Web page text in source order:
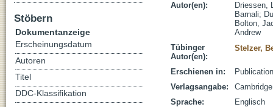
Autor(en):
Driessen,
Barnali;
Bolton,
Andrew
Tübinger
Autor(en):
Stelzer,
Erschienen in:
Verlagsangabe:
Sprache:
Englisch
Stöbern
Dokumentanzeige
Erscheinungsdatum
Autoren
Titel
DDC-Klassifikation